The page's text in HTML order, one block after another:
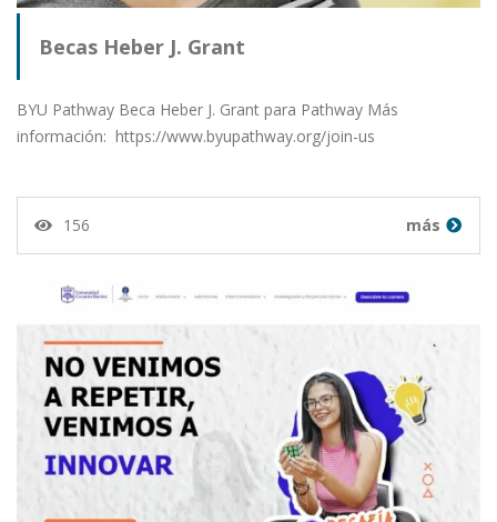
Becas Heber J. Grant
BYU Pathway Beca Heber J. Grant para Pathway Más
información: https://www.byupathway.org/join-us
156 más